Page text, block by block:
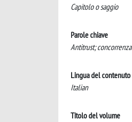
Capitolo o saggio
Parole chiave
Antitrust; concorrenza
Lingua del contenuto
Italian
Titolo del volume